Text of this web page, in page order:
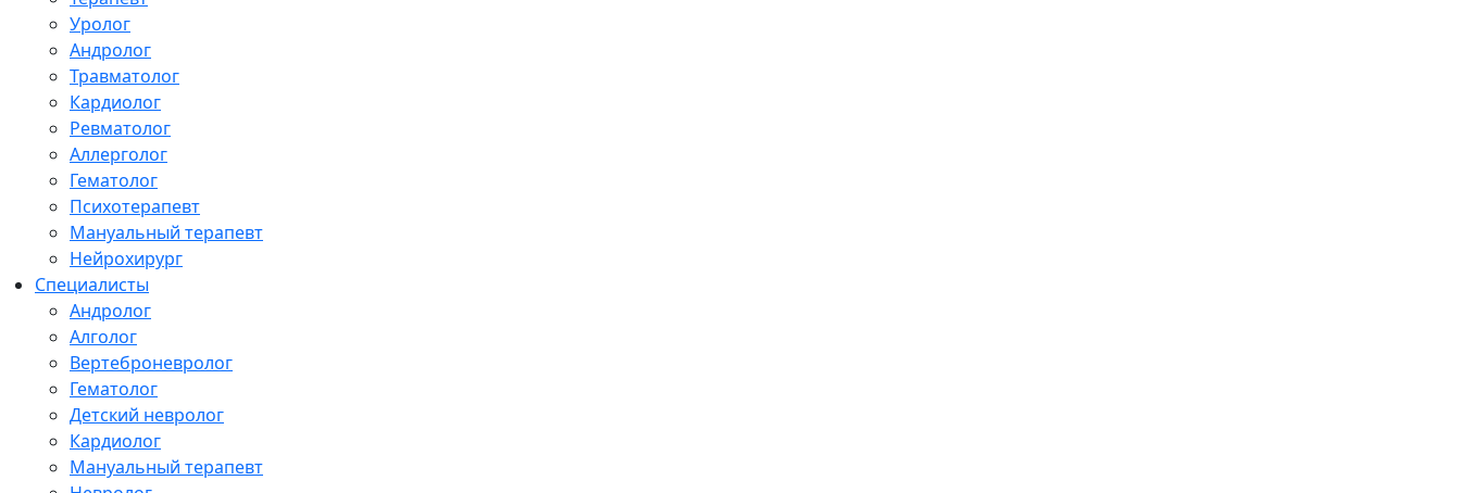
Уролог
Андролог
Травматолог
Кардиолог
Ревматолог
Аллерголог
Гематолог
Психотерапевт
Мануальный терапевт
Нейрохирург
Специалисты
Андролог
Алголог
Вертеброневролог
Гематолог
Детский невролог
Кардиолог
Мануальный терапевт